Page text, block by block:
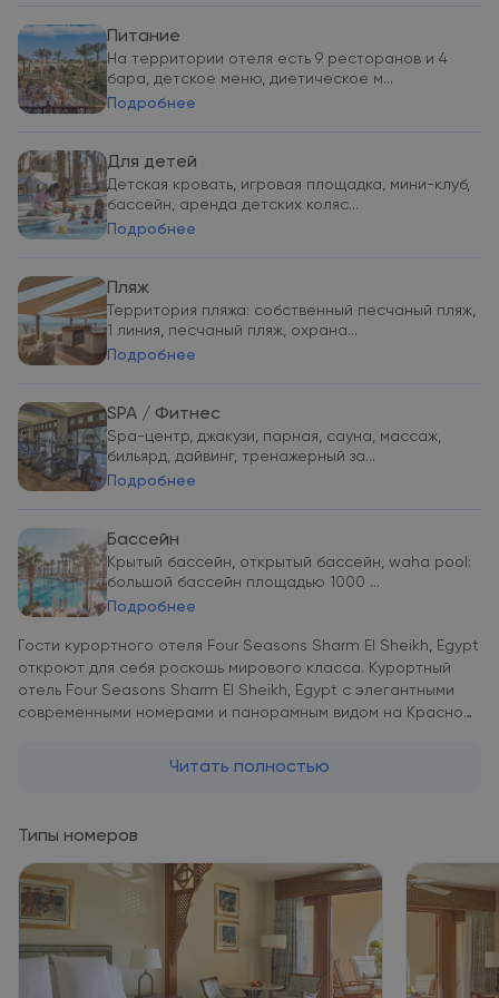
Питание
На территории отеля есть 9 ресторанов и 4
бара, детское меню, диетическое м...
Подробнее
Для детей
Детская кровать, игровая площадка, мини-клуб,
бассейн, аренда детских коляс...
Подробнее
Пляж
Территория пляжа: собственный песчаный пляж,
1 линия, песчаный пляж, охрана...
Подробнее
SPA / Фитнес
Spa-центр, джакузи, парная, сауна, массаж,
бильярд, дайвинг, тренажерный за...
Подробнее
Бассейн
Крытый бассейн, открытый бассейн, waha pool:
большой бассейн площадью 1000 ...
Подробнее
Гости курортного отеля Four Seasons Sharm El Sheikh, Egypt
откроют для себя роскошь мирового класса. Курортный
отель Four Seasons Sharm El Sheikh, Egypt с элегантными
современными номерами и панорамным видом на Красное
километр. В этом роскошном оазисе между пустыней и
где юные гости могут весело провести время, а также
дайвинг-центр PADI с квалифицированными инструкторами,
один из лучших рифов в регионе и фуникулер, идущий с
вершины холма к пляжу. Просторные номера и большие
люксы с 1–4 спальнями оформлены в современном или
традиционном арабском стиле. В распоряжении гостей
всех номеров собственный балкон или терраса. Помимо
Читать полностью
Типы номеров